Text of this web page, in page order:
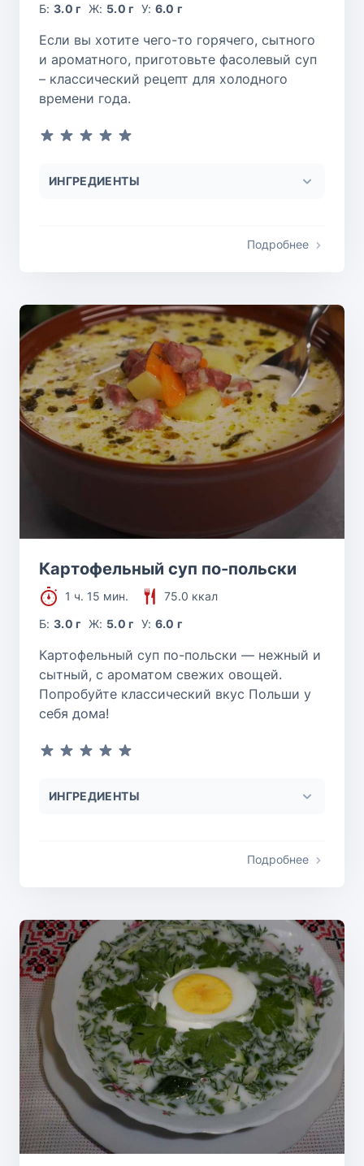
Б:3.0 г Ж: 5.0 г У: 6.0 г
Если вы хотите чего-то горячего, сытного
и ароматного, приготовьте фасолевый суп
– классический рецепт для холодного
времени года.
ИНГРЕДИЕНТЫ
Подробнее
Картофельный суп по-польски
1 ч. 15 мин.
75.0 ккал
Б:3.0 г Ж: 5.0 г У: 6.0 г
Картофельный суп по-польски — нежный и
сытный, с ароматом свежих овощей.
Попробуйте классический вкус Польши у
себя дома!
ИНГРЕДИЕНТЫ
Подробнее